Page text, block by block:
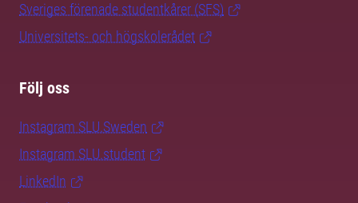
Sveriges förenade studentkårer (SFS)
Universitets- och högskolerådet
Följ oss
Instagram SLU.Sweden
Instagram SLU.student
LinkedIn